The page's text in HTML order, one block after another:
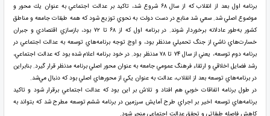
برنامه اول بعد از انقلاب كه از سال ۶۸ شروع شد، تاكيد بر عدالت اجتماعي به عنوان يك محور و
موضوع اصلي شد. سعي شد منابع در دست دولت به نحوي توزيع شود كه همه طبقات جامعه و مناطق
كشور به‌طور عادلانه برخوردار شوند. در برنامه اول كه از ۶۸ تا ۷۲ بود، بازسازي اقتصادي و جبران
خسارت‌هاي ناشي از جنگ تحميلي مدنظر بود، و اوج توجه برنامه‌هاي توسعه به عدالت اجتماعي در
برنامه دوم توسعه، يعني از سال ۷۴ تا ۷۸ مدنظر بود. در خود برنامه اعلام شده بود كه عدالت اجتماعي،‌
رشد فضايل اخلاقي و ارتقاء فرهنگ عمومي جامعه به عنوان محور اصلي برنامه مدنظر قرار گيرد. بنابراين
در برنامه‌هاي توسعه بعد از انقلاب، عدالت به عنوان يكي از محورهاي اصلي بود كه دنبال مي‌شد.
در طول برنامه اتفاقات خوبي هم افتاد و تلاش بر اين بود كه عدالت اجتماعي برقرار شود و تاكيد
برنامه‌هاي توسعه اخير بر اجراي طرح آمايش سرزمين در برنامه ششم توسعه مطرح شد كه بتواند به
كاهش فاصله طبقاتي و تحقق عدالت اجتماعي منجر شود.